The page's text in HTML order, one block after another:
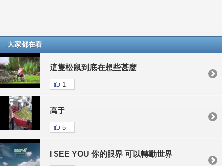
大家都在看
這隻松鼠到底在想些甚麼
1
高手
5
I SEE YOU 你的眼界 可以轉動世界